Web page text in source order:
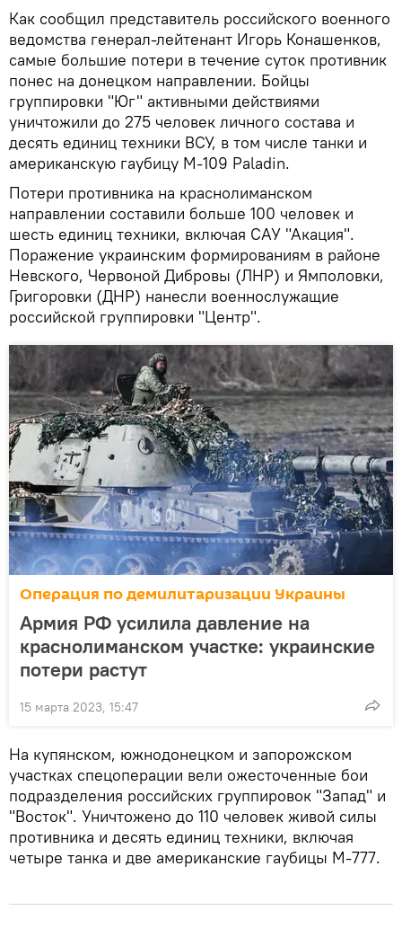
Как сообщил представитель российского военного
ведомства генерал-лейтенант Игорь Конашенков,
самые большие потери в течение суток противник
понес на донецком направлении. Бойцы
группировки "Юг" активными действиями
уничтожили до 275 человек личного состава и
десять единиц техники ВСУ, в том числе танки и
американскую гаубицу М-109 Paladin.
Потери противника на краснолиманском
направлении составили больше 100 человек и
шесть единиц техники, включая САУ "Акация".
Поражение украинским формированиям в районе
Невского, Червоной Дибровы (ЛНР) и Ямполовки,
Григоровки (ДНР) нанесли военнослужащие
российской группировки "Центр".
Операция по демилитаризации Украины
Армия РФ усилила давление на
краснолиманском участке: украинские
потери растут
15 марта 2023, 15:47
На купянском, южнодонецком и запорожском
участках спецоперации вели ожесточенные бои
подразделения российских группировок "Запад" и
"Восток". Уничтожено до 110 человек живой силы
противника и десять единиц техники, включая
четыре танка и две американские гаубицы М-777.